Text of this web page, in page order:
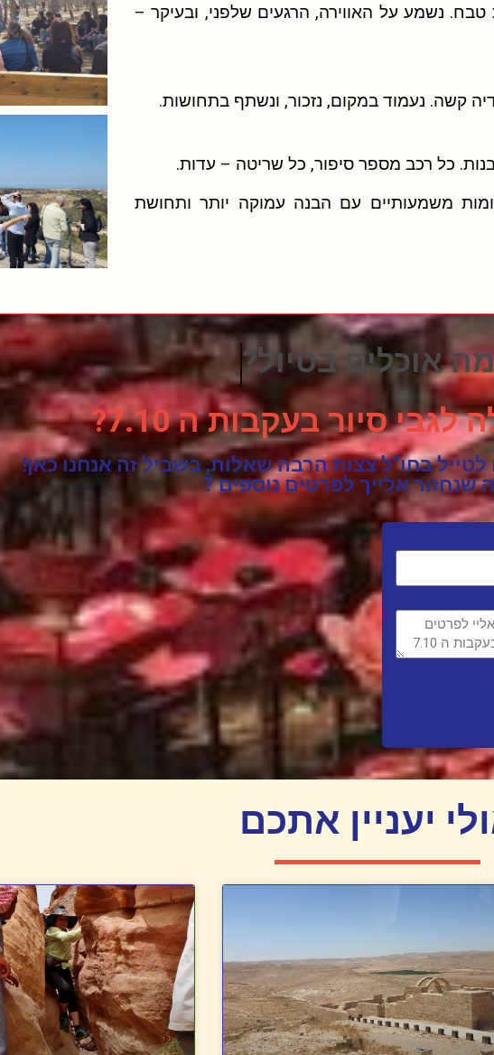
נשמע על האווירה, הרגעים שלפני, ובעיקר –
קשה. נעמוד במקום, נזכור, ונשתף בתחושות.
כל רכב מספר סיפור, כל שריטה – עדות.
משמעותיים עם הבנה עמוקה יותר ותחושת
מסלולים מאתגרים ?
סיור בעקבות ה 7.10?
לטייל בחו"ל צצות הרבה שאלות, בשביל זה אנחנו כאן!
שנחזור אלייך לפרטים נוספים ?
יעניין אתכם